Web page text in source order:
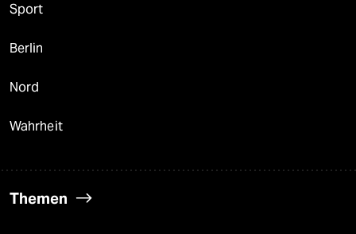
Sport
Berlin
Nord
Wahrheit
Themen